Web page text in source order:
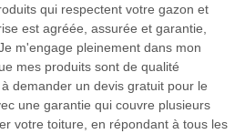
qui respectent votre gazon et
est agréée, assurée et garantie,
m'engage pleinement dans mon
mes produits sont de qualité
demander un devis gratuit pour le
une garantie qui couvre plusieurs
votre toiture, en répondant à tous les